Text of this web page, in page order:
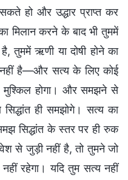
हो और उद्धार प्राप्त कर
करने के बाद भी तुममें
तुममें ऋणी या दोषी होने का
है—और सत्य के लिए कोई
मुश्किल होगा। और समझने से
ही समझोगे। सत्य का
सिद्धांत के स्तर पर ही रुक
से जुड़ी नहीं है, तो तुमने जो
रहेगा। यदि तुम सत्य नहीं